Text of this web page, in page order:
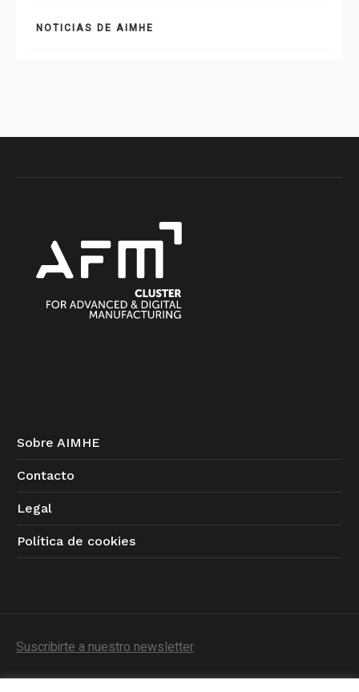
NOTICIAS DE AIMHE
Sobre AIMHE
Contacto
Legal
Política de cookies
Suscribirte a nuestro newsletter